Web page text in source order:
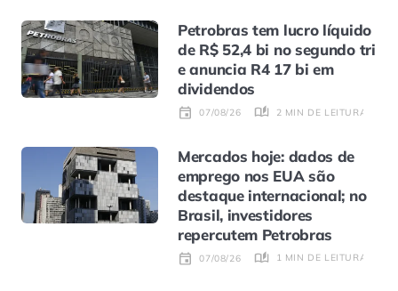
Petrobras tem lucro líquido
de R$ 52,4 bi no segundo tri
e anuncia R4 17 bi em
dividendos
07/08/26 2 MIN DE LEITURA
Mercados hoje: dados de
emprego nos EUA são
destaque internacional; no
Brasil, investidores
repercutem Petrobras
07/08/26 1 MIN DE LEITURA